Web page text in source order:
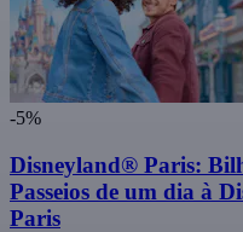
-5%
Disneyland® Paris:
Passeios de um dia à
Paris